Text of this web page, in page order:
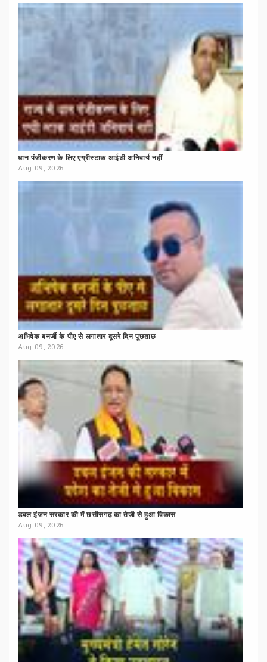
धान पंजीकरण के लिए एग्रीस्टाक आईडी अनिवार्य नहीं
Aug 09, 2026
अभिषेक बनर्जी के पीए से लगातार दूसरे दिन पूछताछ
Aug 09, 2026
डबल इंजन सरकार की में छत्तीसगढ़ का तेजी से हुआ विकास
Aug 09, 2026